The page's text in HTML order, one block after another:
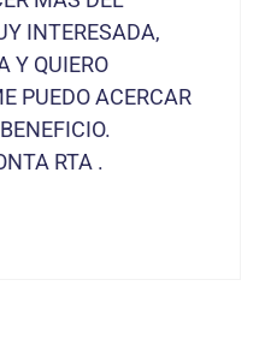
INTERESADA,
Y QUIERO
PUEDO ACERCAR
RTA .